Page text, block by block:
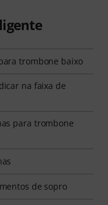
trombone baixo
na faixa de
para trombone
de sopro